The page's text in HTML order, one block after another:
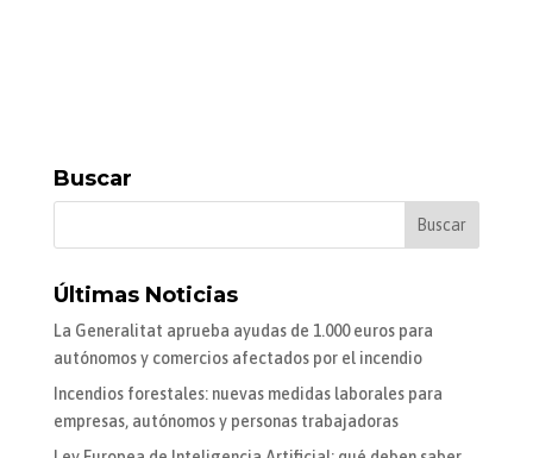
Buscar
Últimas Noticias
La Generalitat aprueba ayudas de 1.000 euros para
autónomos y comercios afectados por el incendio
Incendios forestales: nuevas medidas laborales para
empresas, autónomos y personas trabajadoras